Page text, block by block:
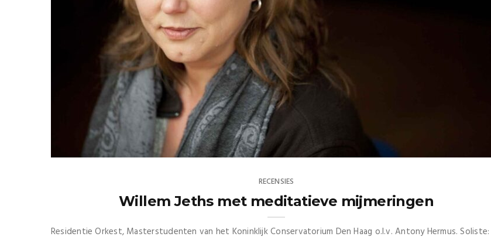
RECENSIES
Willem Jeths met meditatieve mijmeringen
Residentie Orkest, Masterstudenten van het Koninklijk Conservatorium Den Haag o.l.v. Antony Hermus. Soliste: